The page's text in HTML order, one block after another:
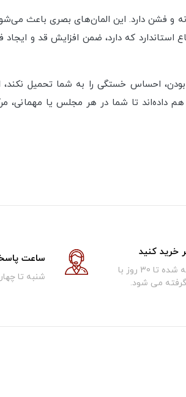
که دارد، ضمن افزایش قد و ایجاد
احساس خستگی را به شما تحمیل نکند،
تا شما در هر مجلس یا مهمانی،
خرید کنید
کالای فروخته شده تا 30 روز با
می شود.
ساعت
شنبه تا چهارشنبه